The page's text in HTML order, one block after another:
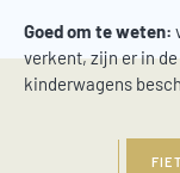
Goed om te weten:
verkent, zijn er in
kinderwagens